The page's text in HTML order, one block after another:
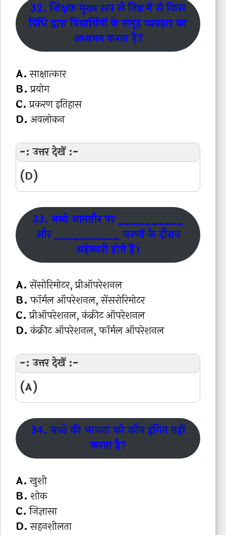
32. शिक्षक मुख्य रूप से निम्न में से किस
विधि द्वारा विद्यार्थियों के समूह व्यवहार का
अध्ययन करता है?
A.साक्षात्कार
B.प्रयोग
C.प्रकरण इतिहास
D. अवलोकन
-: उत्तर देखें :-
(D)
33. बच्चे आमतौर पर __________
और __________ चरणों के दौरान
अहंकारी होते हैं।
A.सेंसोरिमोटर, प्रीऑपरेशनल
B.फॉर्मल ऑपरेशनल, सेंसरोरिमोटर
C.प्रीऑपरेशनल, कंक्रीट ऑपरेशनल
D.कंक्रीट ऑपरेशनल, फॉर्मल ऑपरेशनल
-: उत्तर देखें :-
(A)
34. बच्चे की भावना को कौन इंगित नहीं
करता है?
A.खुशी
B. शोक
C.जिज्ञासा
D.सहनशीलता